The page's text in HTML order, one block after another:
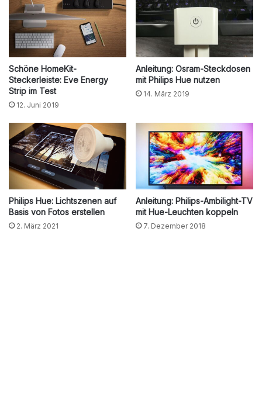
Schöne HomeKit-
Steckerleiste: Eve Energy
Strip im Test
12. Juni 2019
Anleitung: Osram-Steckdosen
mit Philips Hue nutzen
14. März 2019
Philips Hue: Lichtszenen auf
Basis von Fotos erstellen
2. März 2021
Anleitung: Philips-Ambilight-TV
mit Hue-Leuchten koppeln
7. Dezember 2018